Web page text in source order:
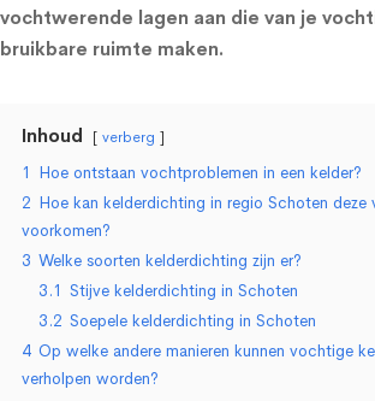
vochtwerende lagen aan die van je
bruikbare ruimte maken.
Inhoud verberg
1 Hoe ontstaan vochtproblemen in een kelder?
2 Hoe kan kelderdichting in regio Schoten deze
voorkomen?
3 Welke soorten kelderdichting zijn er?
3.1 Stijve kelderdichting in Schoten
3.2 Soepele kelderdichting in Schoten
4 Op welke andere manieren kunnen vochtige
verholpen worden?